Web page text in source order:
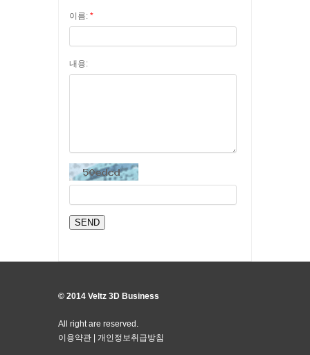
이름: *
내용:
© 2014 Veltz 3D Business
All right are reserved.
이용약관 | 개인정보취급방침